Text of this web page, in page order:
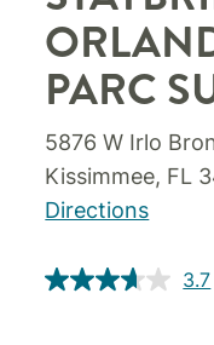
PARC
5876 W Irlo
Kissimmee, FL
Directions
3.7